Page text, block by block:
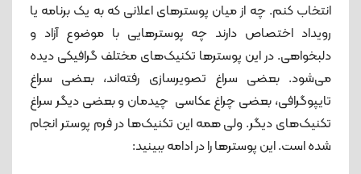
انتخاب کنم. چه از میان پوسترهای اعلانی که به یک برنامه یا
رویداد اختصاص دارند چه پوسترهایی با موضوع آزاد و
دلبخواهی. در این پوسترها تکنیک‌های مختلف گرافیکی دیده
می‌شود. بعضی سراغ تصویرسازی رفته‌اند، بعضی سراغ
تایپوگرافی، بعضی چراغ عکاسی چیدمان و بعضی دیگر سراغ
تکنیک‌های دیگر. ولی همه این تکنیک‌ها در فرم پوستر انجام
شده است. این پوسترها را در ادامه ببینید: